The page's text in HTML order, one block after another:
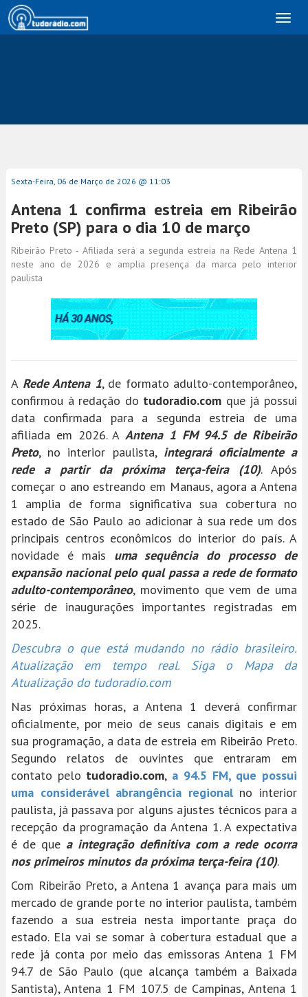
Sexta-Feira, 06 de Março de 2026 @ 11:03
Antena 1 confirma estreia em Ribeirão
Preto (SP) para o dia 10 de março
Ribeirão Preto - Afiliada será a segunda estreia na Rede Antena 1
neste ano de 2026 e amplia presença da marca pelo interior
paulista
A Rede Antena 1, de formato adulto-contemporâneo,
confirmou à redação do tudoradio.com que já possui
data confirmada para a segunda estreia de uma
afiliada em 2026. AAntena 1 FM 94.5 de Ribeirão
Preto, no interior paulista, integrará oficialmente a
rede a partir da próxima terça-feira (10). Após
começar o ano estreando em Manaus, agora a Antena
1 amplia de forma significativa sua cobertura no
estado de São Paulo ao adicionar à sua rede um dos
principais centros econômicos do interior do país. A
novidade é mais uma sequência do processo de
expansão nacional pelo qual passa a rede de formato
adulto-contemporâneo, movimento que vem de uma
série de inaugurações importantes registradas em
2025.
Descubra o que está mudando no rádio brasileiro.
Atualização em tempo real. Siga o Mapa da
Atualização do tudoradio.com
Nas próximas horas, a Antena 1 deverá confirmar
oficialmente, por meio de seus canais digitais e em
sua programação, a data de estreia em Ribeirão Preto.
Segundo relatos de ouvintes que entraram em
contato pelo tudoradio.com, a 94.5 FM, que possui
uma considerável abrangência regionalno interior
paulista, já passava por alguns ajustes técnicos para a
recepção da programação da Antena 1. A expectativa
é de que a integração definitiva com a rede ocorra
nos primeiros minutos da próxima terça-feira (10).
Com Ribeirão Preto, a Antena 1 avança para mais um
mercado de grande porte no interior paulista, também
fazendo a sua estreia nesta importante praça do
estado. Ela vai se somar à cobertura estadual que a
rede já conta por meio das emissoras Antena 1 FM
94.7 de São Paulo (que alcança também a Baixada
Santista), Antena 1 FM 107.5 de Campinas, Antena 1